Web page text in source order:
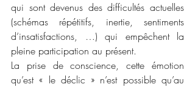
qui sont devenus des difficultés actuelles
(schémas répétitifs, inertie, sentiments
d’insatisfactions, …) qui empêchent la
pleine participation au présent.
La prise de conscience, cette émotion
qu’est « le déclic » n’est possible qu’au